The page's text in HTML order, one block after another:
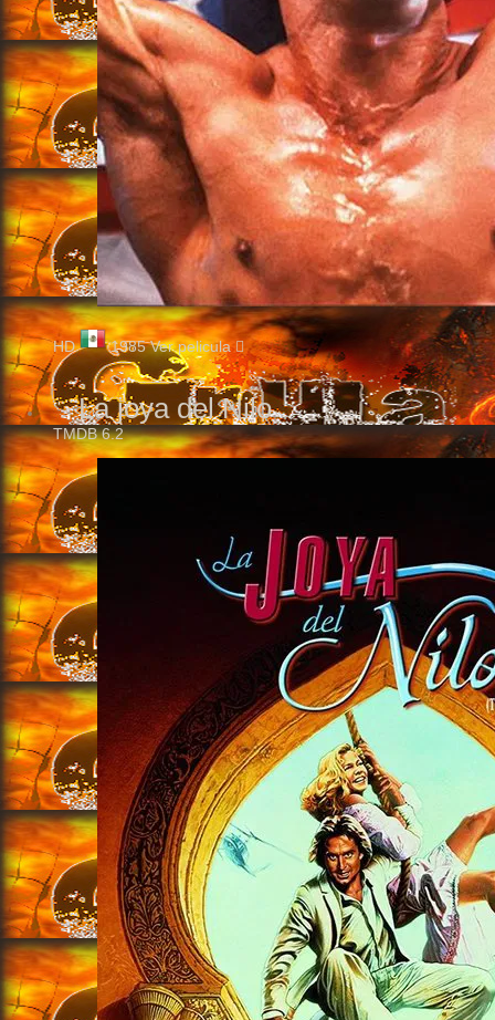
HD 1985 Ver pelicula
La joya del Nilo
TMDB6.2